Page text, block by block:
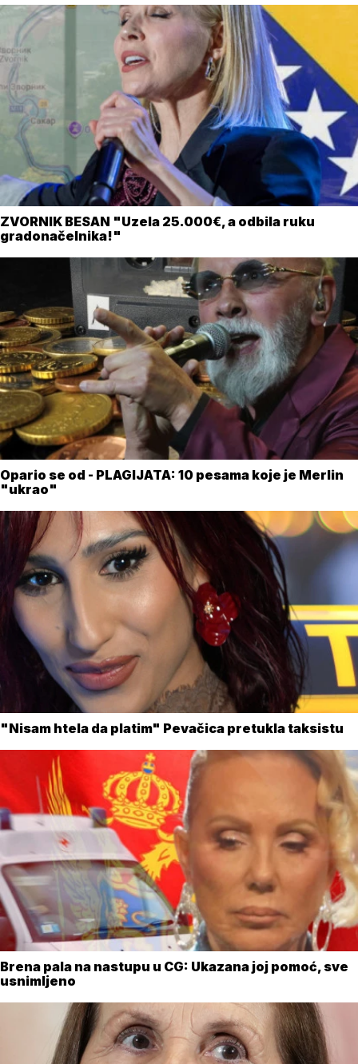
ZVORNIK BESAN "Uzela 25.000€, a odbila ruku
gradonačelnika!"
Opario se od - PLAGIJATA: 10 pesama koje je Merlin
"ukrao"
"Nisam htela da platim" Pevačica pretukla taksistu
Brena pala na nastupu u CG: Ukazana joj pomoć, sve
usnimljeno